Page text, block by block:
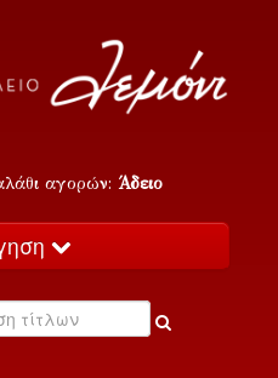
αγορών: Άδειο